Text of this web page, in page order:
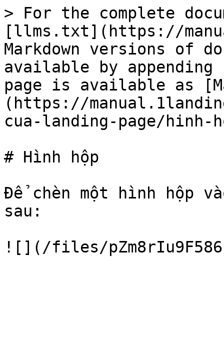
> For the complete
[llms.txt](https://
Markdown versions of
available by
page is available as
(https://
cua-landing-page/hinh-
# Hình hộp
Để chèn một hình hộp
sau: